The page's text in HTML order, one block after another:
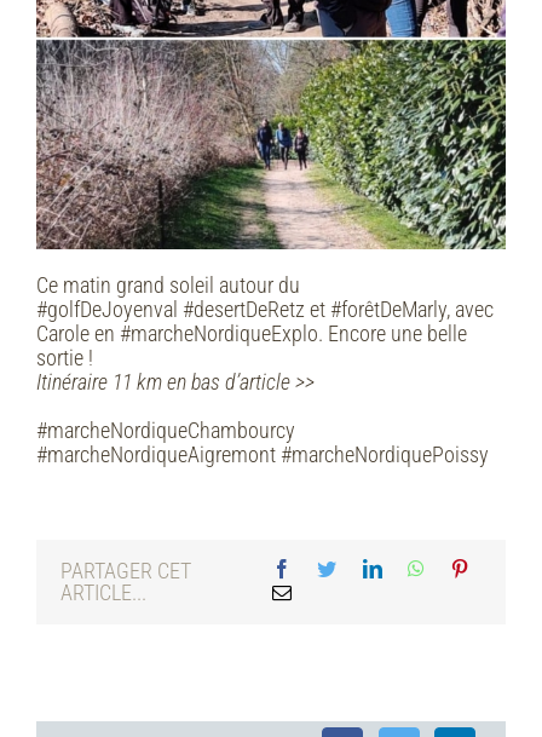
Ce matin grand soleil autour du
#golfDeJoyenval #desertDeRetz et #forêtDeMarly, avec
Carole en #marcheNordiqueExplo. Encore une belle
sortie !
Itinéraire 11 km en bas d’article >>
#marcheNordiqueChambourcy
#marcheNordiqueAigremont #marcheNordiquePoissy
PARTAGER CET
ARTICLE...